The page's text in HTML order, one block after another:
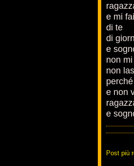
e mi
di te
di
e
non
non
e non
e
Post più